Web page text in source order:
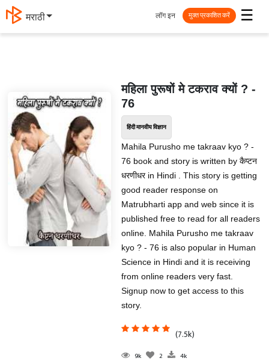
मराठी ☰
लॉग इन मुक्त प्रकाशित करें
महिला पुरूषों मे टकराव क्यों ? -
76
हिंदी मानवीय विज्ञान
Mahila Purusho me takraav kyo ? -
76 book and story is written by कैप्टन
धरणीधर in Hindi . This story is getting
good reader response on
Matrubharti app and web since it is
published free to read for all readers
online. Mahila Purusho me takraav
kyo ? - 76 is also popular in Human
Science in Hindi and it is receiving
from online readers very fast.
Signup now to get access to this
story.
(7.5k)
9k 2 4k